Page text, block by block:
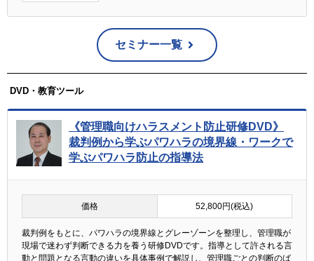
セミナー一覧
DVD・教育ツール
《管理職向けハラスメント防止研修DVD》
裁判例から学ぶパワハラの境界線・ワークで
学ぶパワハラ防止の指導法
価格 52,800円(税込)
裁判例をもとに、パワハラの境界線とグレーゾーンを整理し、管理職が
現場で迷わず判断できる力を養う研修DVDです。指導として許される言
動と問題となる言動の違いを具体事例で解説し、管理職ごとの判断のば